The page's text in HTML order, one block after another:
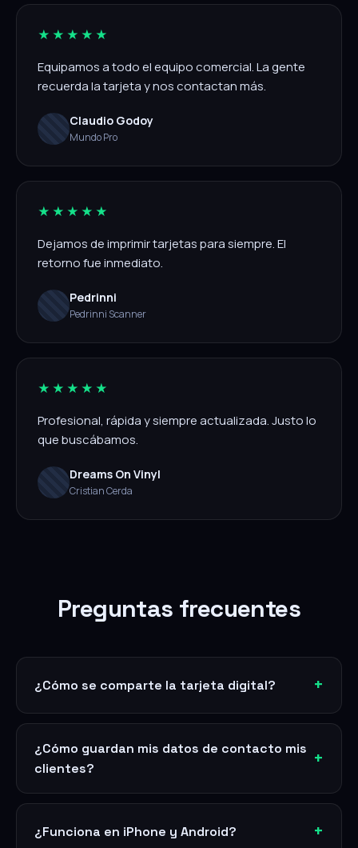
★★★★★
Equipamos a todo el equipo comercial. La gente
recuerda la tarjeta y nos contactan más.
Claudio Godoy
Mundo Pro
★★★★★
Dejamos de imprimir tarjetas para siempre. El
retorno fue inmediato.
Pedrinni
Pedrinni Scanner
★★★★★
Profesional, rápida y siempre actualizada. Justo lo
que buscábamos.
Dreams On Vinyl
Cristian Cerda
Preguntas frecuentes
¿Cómo se comparte la tarjeta digital?
¿Cómo guardan mis datos de contacto mis
clientes?
¿Funciona en iPhone y Android?